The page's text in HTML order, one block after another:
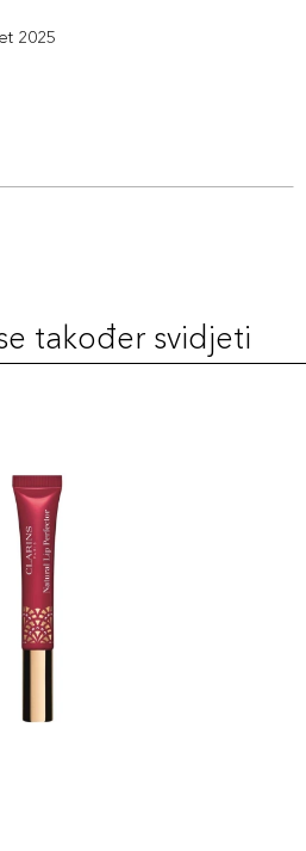
2025
također svidjeti